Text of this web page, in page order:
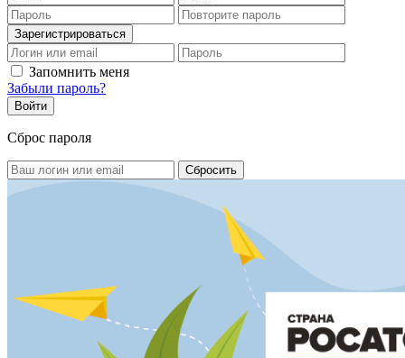
Запомнить меня
Забыли пароль?
Сброс пароля